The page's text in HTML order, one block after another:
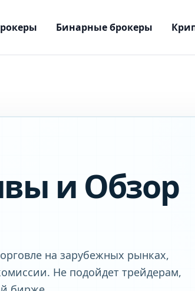
Бинарные брокеры
и Обзор
на зарубежных рынках,
Не подойдет трейдерам,